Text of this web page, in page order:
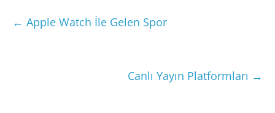
← Apple Watch İle Gelen Spor
Canlı Yayın Platformları →